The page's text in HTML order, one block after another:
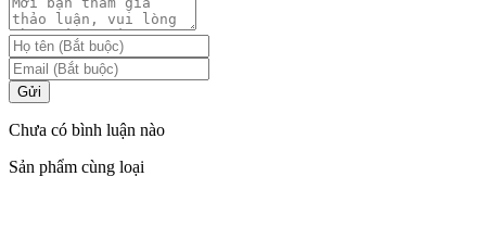
Gửi
Chưa có bình luận nào
Sản phẩm cùng loại